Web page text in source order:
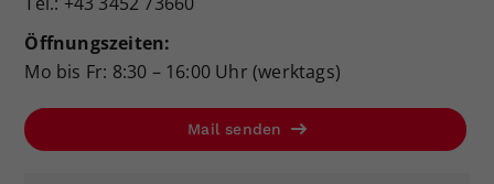
Öffnungszeiten:
Mo bis Fr: 8:30 – 16:00 Uhr (werktags)
Mail senden